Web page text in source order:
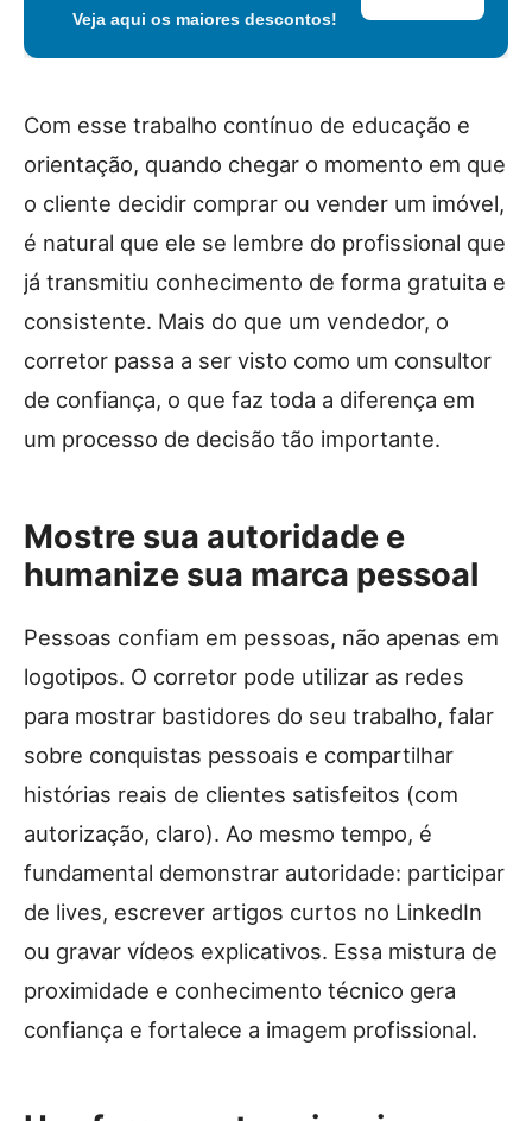
Veja aqui os maiores descontos!
Com esse trabalho contínuo de educação e
orientação, quando chegar o momento em que
o cliente decidir comprar ou vender um imóvel,
é natural que ele se lembre do profissional que
já transmitiu conhecimento de forma gratuita e
consistente. Mais do que um vendedor, o
corretor passa a ser visto como um consultor
de confiança, o que faz toda a diferença em
um processo de decisão tão importante.
Mostre sua autoridade e
humanize sua marca pessoal
Pessoas confiam em pessoas, não apenas em
logotipos. O corretor pode utilizar as redes
para mostrar bastidores do seu trabalho, falar
sobre conquistas pessoais e compartilhar
histórias reais de clientes satisfeitos (com
autorização, claro). Ao mesmo tempo, é
fundamental demonstrar autoridade: participar
de lives, escrever artigos curtos no LinkedIn
ou gravar vídeos explicativos. Essa mistura de
proximidade e conhecimento técnico gera
confiança e fortalece a imagem profissional.